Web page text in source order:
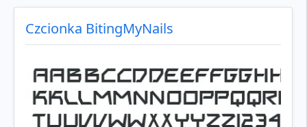
Czcionka BitingMyNails